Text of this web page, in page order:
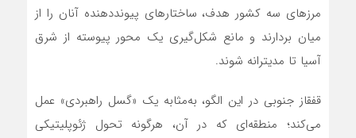
مرزهای سه کشور هدف، ساختارهای پیونددهنده آنان را از
میان بردارند و مانع شکل‌گیری یک محور پیوسته از شرق
آسیا تا مدیترانه شوند.
قفقاز جنوبی در این الگو، به‌مثابه یک «گسل راهبردی» عمل
می‌کند؛ منطقه‌ای که در آن، هرگونه تحول ژئوپلیتیکی